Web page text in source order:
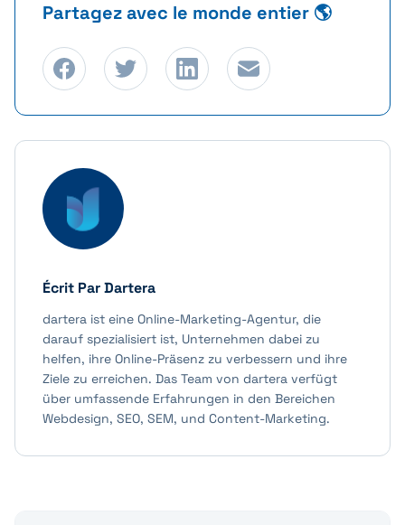
Partagez avec le monde entier 🌎
Écrit ParDartera
dartera ist eine Online-Marketing-Agentur, die
darauf spezialisiert ist, Unternehmen dabei zu
helfen, ihre Online-Präsenz zu verbessern und ihre
Ziele zu erreichen. Das Team von dartera verfügt
über umfassende Erfahrungen in den Bereichen
Webdesign, SEO, SEM, und Content-Marketing.